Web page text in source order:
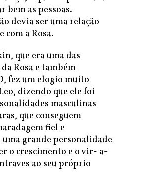
bem as pessoas.
devia ser uma relação
a Rosa.
que era uma das
Rosa e também
fez um elogio muito
dizendo que ele foi
masculinas
que conseguem
fiel e
grande personalidade
o crescimento e o vir- a-
ao seu próprio